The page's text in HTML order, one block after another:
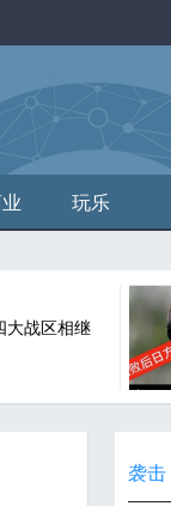
玩乐
大战区相继
袭击